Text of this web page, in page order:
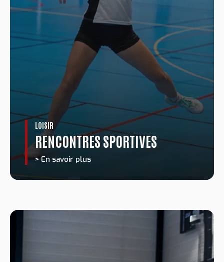
LOISIR
RENCONTRES SPORTIVES
> En savoir plus